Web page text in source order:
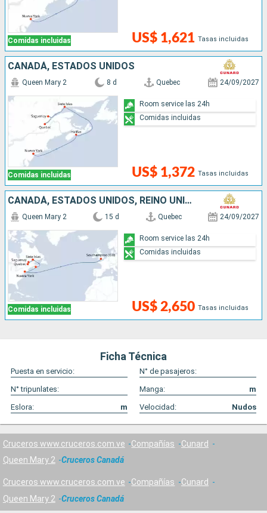
Comidas incluidas US$ 1,621 Tasas incluidas
CANADÁ, ESTADOS UNIDOS
Comidas incluidas
Queen Mary 2 8 d Quebec 24/09/2027
US$ 1,372 Tasas incluidas
Room service las 24h
Comidas incluidas
CANADÁ, ESTADOS UNIDOS, REINO UNIDO
Comidas incluidas
Queen Mary 2 15 d Quebec 24/09/2027
US$ 2,650 Tasas incluidas
Room service las 24h
Comidas incluidas
Ficha Técnica
Puesta en servicio:
N° de pasajeros:
N° tripunlates:
Manga:
m
Eslora:
m Velocidad: Nudos
Cruceros www.cruceros.com.ve Compañías
Cunard
Queen Mary 2
Cruceros Canadá
Cruceros www.cruceros.com.ve Compañías
Cunard
Queen Mary 2
Cruceros Canadá